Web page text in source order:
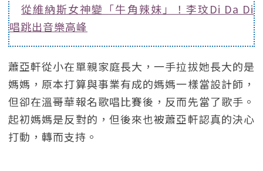
從維納斯女神變「牛角辣妹」！李玟Di Da Di
唱跳出音樂高峰
蕭亞軒從小在單親家庭長大，一手拉拔她長大的是
媽媽，原本打算與事業有成的媽媽一樣當設計師，
但卻在溫哥華報名歌唱比賽後，反而先當了歌手。
起初媽媽是反對的，但後來也被蕭亞軒認真的決心
打動，轉而支持。